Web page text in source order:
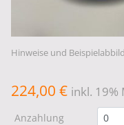
Hinweise und
224,00 € inkl. 19%
Anzahlung